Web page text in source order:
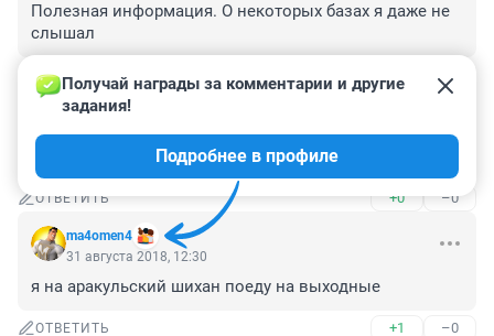
Полезная информация. О некоторых базах я даже не
слышал
ОТВЕТИТЬ –0
Гость
ну да мордой в озеро,как недавно чиновник слетал
ОТВЕТИТЬ +0 –0
ma4omen4
Получай награды за комментарии и другие
задания!
Подробнее в профиле
31 августа 2018, 12:30
я на аракульский шихан поеду на выходные
ОТВЕТИТЬ +1 –0